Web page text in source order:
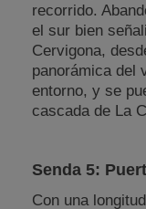
recorrido.
el sur bien
Cervigona,
panorámica del
entorno, y se
cascada de La
Senda 5:
Con una